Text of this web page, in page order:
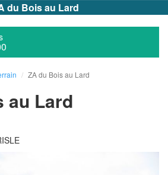
du Bois au Lard
ZA du Bois au Lard
au Lard